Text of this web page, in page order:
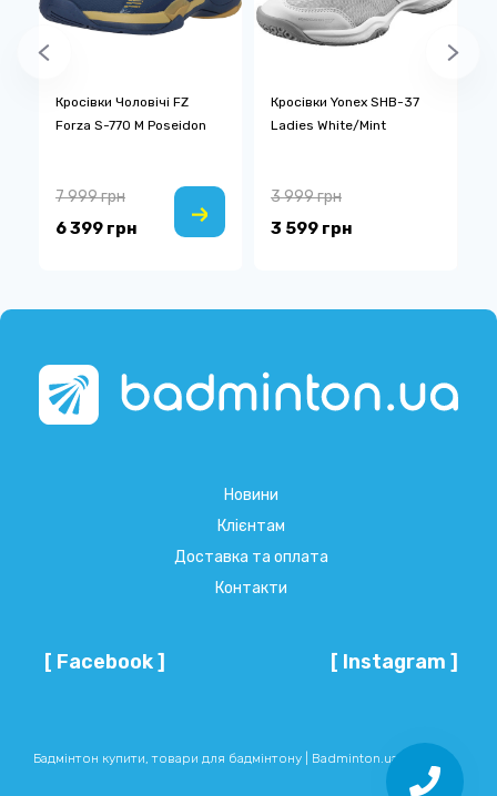
Кросівки Чоловічі FZ
Forza S-770 M Poseidon
6 399 грн
7 999 грн
Кросівки Yonex SHB-37
Ladies White/Mint
3 599 грн
3 999 грн
Новини
Клієнтам
Доставка та оплата
Контакти
[ Facebook ] [ Instagram ]
Бадмінтон купити, товари для бадмінтону | Badminton.ua © 2026